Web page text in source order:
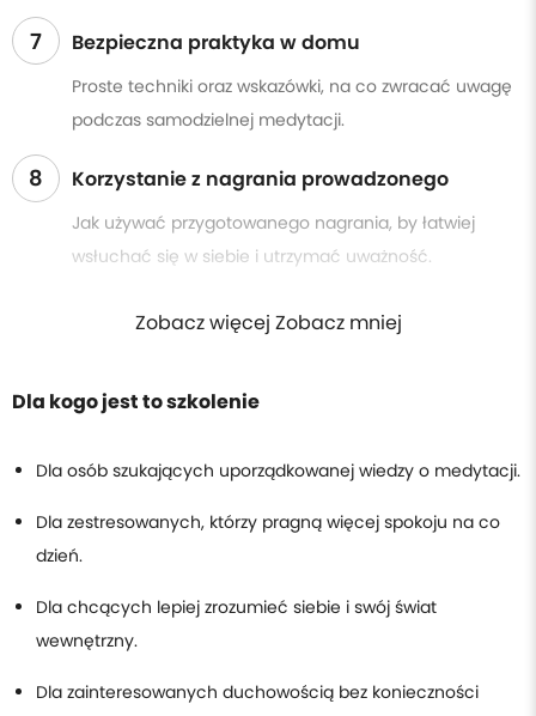
7 Bezpieczna praktyka w domu
Proste techniki oraz wskazówki, na co zwracać uwagę
podczas samodzielnej medytacji.
8 Korzystanie z nagrania prowadzonego
Jak używać przygotowanego nagrania, by łatwiej
wsłuchać się w siebie i utrzymać uważność.
Zobacz więcej Zobacz mniej
Dla kogo jest to szkolenie
Dla osób szukających uporządkowanej wiedzy o medytacji.
Dla zestresowanych, którzy pragną więcej spokoju na co
dzień.
Dla chcących lepiej zrozumieć siebie i swój świat
wewnętrzny.
Dla zainteresowanych duchowością bez konieczności